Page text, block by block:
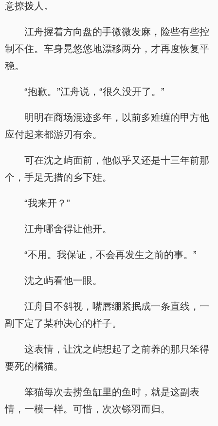
意撩拨人。
江舟握着方向盘的手微微发麻，险些有些控
制不住。车身晃悠悠地漂移两分，才再度恢复平
稳。
“抱歉。”江舟说，“很久没开了。”
明明在商场混迹多年，以前多难缠的甲方他
应付起来都游刃有余。
可在沈之屿面前，他似乎又还是十三年前那
个，手足无措的乡下娃。
“我来开？”
江舟哪舍得让他开。
“不用。我保证，不会再发生之前的事。”
沈之屿看他一眼。
江舟目不斜视，嘴唇绷紧抿成一条直线，一
副下定了某种决心的样子。
这表情，让沈之屿想起了之前养的那只笨得
要死的橘猫。
笨猫每次去捞鱼缸里的鱼时，就是这副表
情，一模一样。可惜，次次铩羽而归。